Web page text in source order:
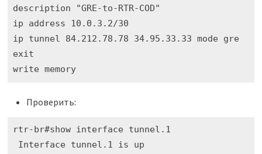
description "GRE-to-RTR-COD"
ip address 10.0.3.2/30
ip tunnel 84.212.78.78 34.95.33.33 mode gre
exit
write memory
Проверить:
rtr-br#show interface tunnel.1
Interface tunnel.1 is up